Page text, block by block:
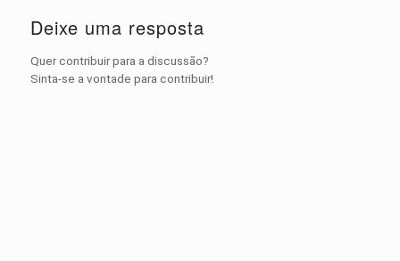
Deixe uma resposta
Quer contribuir para a discussão?
Sinta-se a vontade para contribuir!